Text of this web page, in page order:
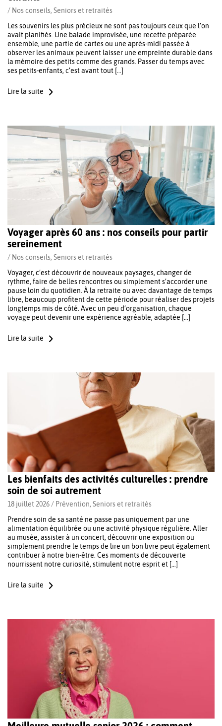
/ Nos conseils, Seniors et retraités
Les souvenirs les plus précieux ne sont pas toujours ceux que l’on
avait planifiés. Une balade improvisée, une recette préparée
ensemble, une partie de cartes ou une après-midi passée à
observer les animaux peuvent laisser une empreinte durable dans
la mémoire des petits comme des grands. Passer du temps avec
ses petits-enfants, c’est avant tout […]
Lire la suite
Voyager après 60 ans : nos conseils pour partir
sereinement
/ Nos conseils, Seniors et retraités
Voyager, c’est découvrir de nouveaux paysages, changer de
rythme, faire de belles rencontres ou simplement s’accorder une
pause loin du quotidien. À la retraite ou avec davantage de temps
libre, beaucoup profitent de cette période pour réaliser des projets
longtemps mis de côté. Avec un peu d’organisation, chaque
voyage peut devenir une expérience agréable, adaptée […]
Lire la suite
Les bienfaits des activités culturelles : prendre
soin de soi autrement
18 juillet 2026 / Prévention, Seniors et retraités
Prendre soin de sa santé ne passe pas uniquement par une
alimentation équilibrée ou une activité physique régulière. Aller
au musée, assister à un concert, découvrir une exposition ou
simplement prendre le temps de lire un bon livre peut également
contribuer à notre bien-être. Ces moments de découverte
nourrissent notre curiosité, stimulent notre esprit et […]
Lire la suite